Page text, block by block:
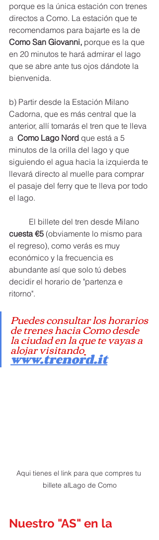
porque es la única estación con trenes
directos a Como. La estación que te
recomendamos para bajarte es la de
Como San Giovanni, porque es la que
en 20 minutos te hará admirar el lago
que se abre ante tus ojos dándote la
bienvenida.
b) Partir desde la Estación Milano
Cadorna, que es más central que la
anterior, allí tomarás el tren que te lleva
a Como Lago Nord que está a 5
minutos de la orilla del lago y que
siguiendo el agua hacia la izquierda te
llevará directo al muelle para comprar
el pasaje del ferry que te lleva por todo
el lago.
	El billete del tren desde Milano
cuesta €5 (obviamente lo mismo para
el regreso), como verás es muy
económico y la frecuencia es
abundante así que solo tú debes
decidir el horario de "partenza e
ritorno".
Puedes consultar los horarios
de trenes hacia Como desde
la ciudad en la que te vayas a
alojar visitando
www.trenord.it
Aqui tienes el link para que compres tu
billete alLago de Como
Nuestro "AS" en la